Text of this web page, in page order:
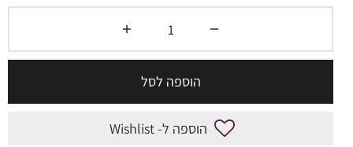
הוספה לסל
הוספה ל- Wishlist